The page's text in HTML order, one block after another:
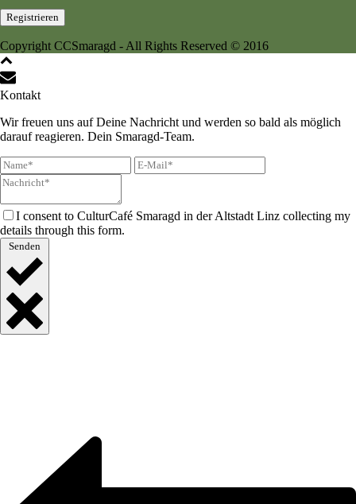
Copyright CCSmaragd - All Rights Reserved © 2016
Kontakt
Wir freuen uns auf Deine Nachricht und werden so bald als möglich
darauf reagieren. Dein Smaragd-Team.
I consent to CulturCafé Smaragd in der Altstadt Linz collecting my
details through this form.
Senden